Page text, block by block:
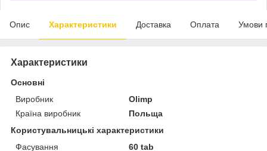
Опис Характеристики Доставка Оплата Умови
Характеристики
Основні
Виробник
Olimp
Країна виробник
Польща
Користувальницькі характеристики
Фасування
60 tab